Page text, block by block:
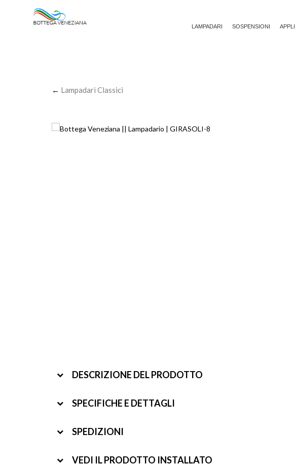
LAMPADARI SOSPENSIONI
← Lampadari Classici
DESCRIZIONE DEL PRODOTTO
SPECIFICHE E DETTAGLI
SPEDIZIONI
VEDI IL PRODOTTO INSTALLATO